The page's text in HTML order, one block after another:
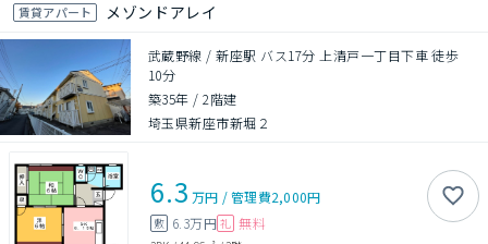
賃貸アパート メゾンドアレイ
武蔵野線 / 新座駅 バス17分 上清戸一丁目下車 徒歩
10分
築35年 /2階建
埼玉県新座市新堀２
6.3 万円 /管理費2,000円
敷 6.3万円 礼 無料